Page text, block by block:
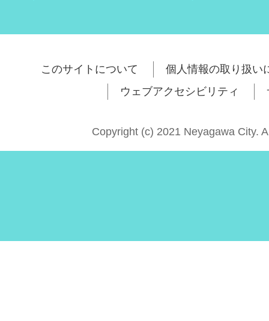
このサイトについて
個人情報の取り扱い
ウェブアクセシビリティ
Copyright (c) 2021 Neyagawa City.